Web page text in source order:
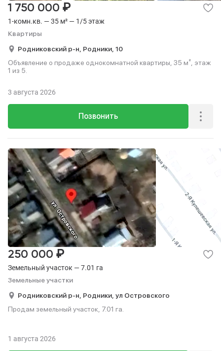
1-комн.кв. — 35 м² — 1/5 этаж
Квартиры
1 750 000 ₽
Родниковский р-н, Родники, 10
Объявление о продаже однокомнатной квартиры, 35 м², этаж
1 из 5.
Позвонить
3 августа 2026
Земельный участок — 7.01 га
Земельные участки
250 000 ₽
Родниковский р-н, Родники, ул Островского
Продам земельный участок, 7.01 га.
1 августа 2026